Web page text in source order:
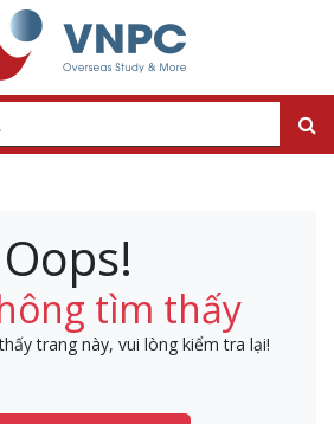
Oops!
tìm thấy
trang này, vui lòng kiểm tra lại!